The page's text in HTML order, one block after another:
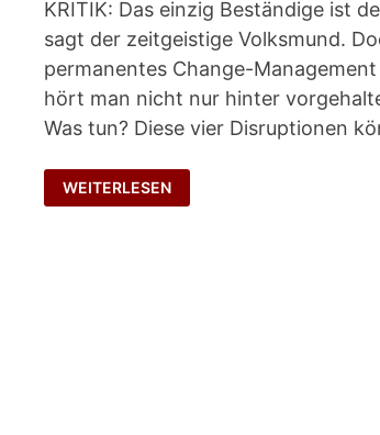
KRITIK: Das einzig Beständige ist
sagt der zeitgeistige Volksmund.
permanentes Change-
hört man nicht nur hinter
Was tun? Diese vier Disruptionen
ZYNISCHE
ÜBERLEBENSTIPPS
WEITERLESEN